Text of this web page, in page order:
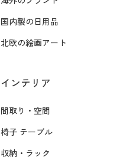
国内製の日用品
北欧の絵画アート
インテリア
間取り・空間
椅子 テーブル
収納・ラック